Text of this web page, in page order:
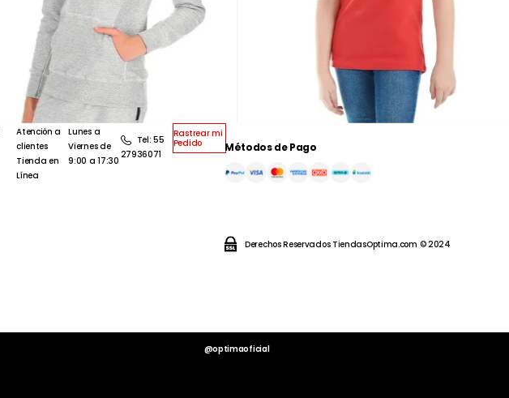
Atención a
clientes
Tienda en
Línea
Lunes a
Viernes de
9:00 a 17:30
Tel: 55
27936071
Rastrear mi
Pedido
Métodos de Pago
Derechos Reservados TiendasOptima.com © 2024
@optimaoficial